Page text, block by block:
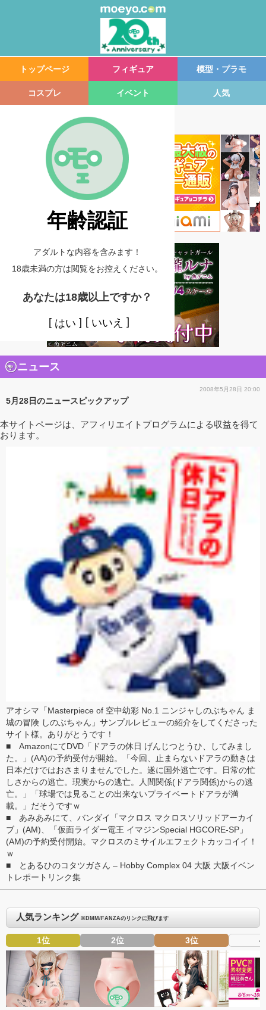
トップページ フィギュア 模型・プラモ
コスプレ イベント 人気
年齢認証
アダルトな内容を含みます！
18歳未満の方は閲覧をお控えください。
あなたは18歳以上ですか？
はい いいえ
ニュース
2008年5月28日 20:00
5月28日のニュースピックアップ
本サイトページは、アフィリエイトプログラムによる収益を得て
おります。
アオシマ「Masterpiece of 空中幼彩 No.1 ニンジャしのぶちゃん ま
城の冒険 しのぶちゃん」サンプルレビューの紹介をしてくださった
サイト様。ありがとうです！
■ AmazonにてDVD「 ドアラの休日 げんじつとうひ、してみまし
た。
」(AA)の予約受付が開始。「今回、止まらないドアラの動きは
日本だけではおさまりませんでした。遂に国外逃亡です。日常の忙
しさからの逃亡。現実からの逃亡。人間関係(ドアラ関係)からの逃
亡。」「球場では見ることの出来ないプライベートドアラが満
載。」だそうですｗ
■ あみあみにて、バンダイ「マクロス マクロスソリッドアーカイ
ブ 」(AM)、「仮面ライダー電王 イマジンSpecial HGCORE-SP 」
(AM)の予約受付開始。マクロスのミサイルエフェクトカッコイイ！
ｗ
■
とあるひのコタツガさん – Hobby Complex 04 大阪 大阪イベン
トレポートリンク集
人気ランキング ※DMM/FANZAのリンクに飛びます
1位 2位 3位 4